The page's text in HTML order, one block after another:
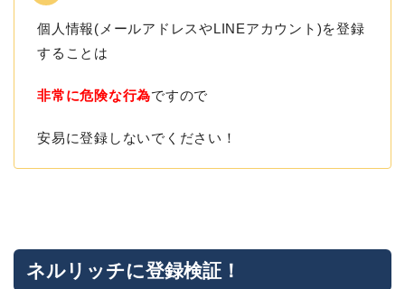
個人情報(メールアドレスやLINEアカウント)を登録
することは
非常に危険な行為ですので
安易に登録しないでください！
ネルリッチに登録検証！